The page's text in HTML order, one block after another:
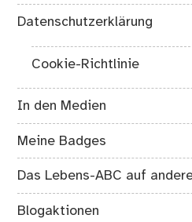
Datenschutzerklärung
Cookie-Richtlinie
In den Medien
Meine Badges
Das Lebens-ABC auf
Blogaktionen